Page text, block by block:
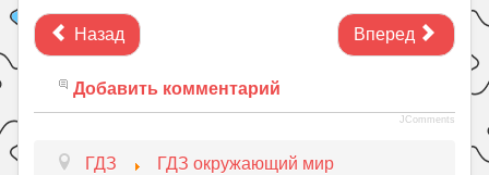
Назад Вперед
Добавить комментарий
JComments
ГДЗ ГДЗ окружающий мир